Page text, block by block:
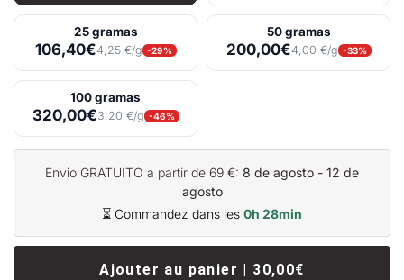
25 gramas
106,40€4,25 €/g -29%
50 gramas
200,00€4,00 €/g -33%
100 gramas
320,00€3,20 €/g -46%
Envio GRATUITO a partir de 69 €: 8 de agosto - 12 de
agosto
⏳ Commandez dans les 0h 28min
Ajouter au panier | 30,00€